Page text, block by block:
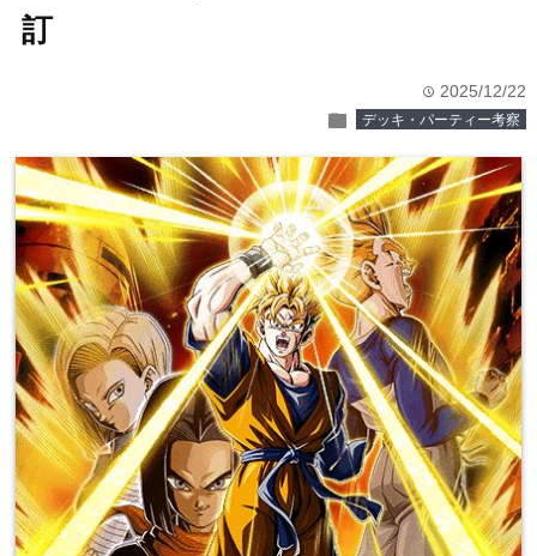
訂
time 2025/12/22
folder デッキ・パーティー考察